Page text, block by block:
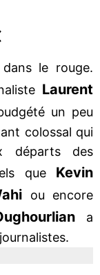
le rouge.
Laurent
un peu
colossal qui
départs des
que Kevin
ou encore
a